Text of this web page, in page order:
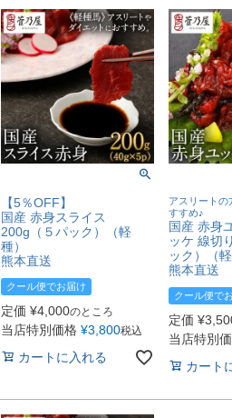
【5％OFF】
国産 赤身スライス
200g（５パック）（軽
種）
熊本直送
クール便でお届け
定価 ¥4,000のところ
当店特別価格 ¥3,800税込
カートに入れる
アスリートの
すすめ♪
国産 赤身
ッケ 線切
ック）（軽
熊本直送
クール便で
定価 ¥
当店特別
カート